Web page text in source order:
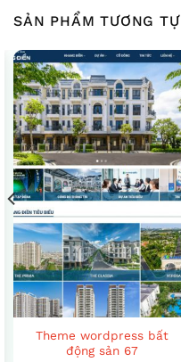
SẢN PHẨM TƯƠNG TỰ
Theme wordpress bất
động sản 67